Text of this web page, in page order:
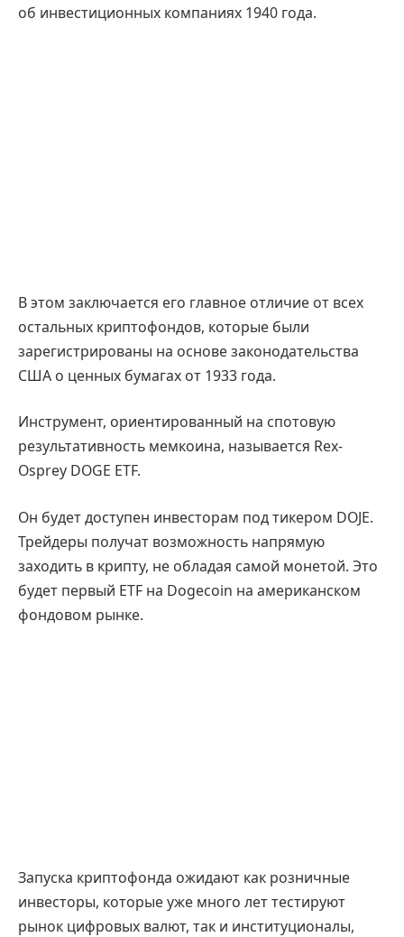
об инвестиционных компаниях 1940 года.
В этом заключается его главное отличие от всех
остальных криптофондов, которые были
зарегистрированы на основе законодательства
США о ценных бумагах от 1933 года.
Инструмент, ориентированный на спотовую
результативность мемкоина, называется Rex-
Osprey DOGE ETF.
Он будет доступен инвесторам под тикером DOJE.
Трейдеры получат возможность напрямую
заходить в крипту, не обладая самой монетой. Это
будет первый ETF на Dogecoin на американском
фондовом рынке.
Запуска криптофонда ожидают как розничные
инвесторы, которые уже много лет тестируют
рынок цифровых валют, так и институционалы,